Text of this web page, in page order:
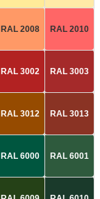
RAL 2008 RAL 2010
RAL 3002 RAL 3003
RAL 3012 RAL 3013
RAL 6000 RAL 6001